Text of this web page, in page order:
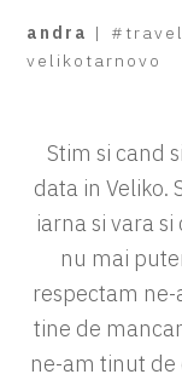
andra |
velikotarnovo
Stim si cand
data in Veliko.
iarna si vara
nu mai
respectam
tine de
ne-am tinut de